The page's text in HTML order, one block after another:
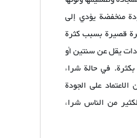
منخفضة يؤدي إلى
قصيرة بسبب كثرة
يقل عن سنتين أو
في حالة شراء
على الجودة
من الناس شراء